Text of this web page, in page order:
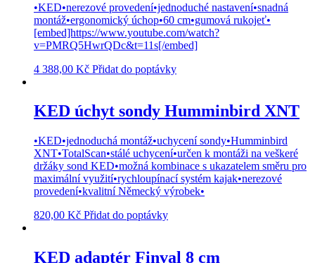
•KED•nerezové provedení•jednoduché nastavení•snadná
montáž•ergonomický úchop•60 cm•gumová rukojeť•
[embed]https://www.youtube.com/watch?
v=PMRQ5HwrQDc&t=11s[/embed]
4 388,00 Kč Přidat do poptávky
KED úchyt sondy Humminbird XNT
•KED•jednoduchá montáž•uchycení sondy•Humminbird
XNT•TotalScan•stálé uchycení•určen k montáži na veškeré
držáky sond KED•možná kombinace s ukazatelem směru pro
maximální využití•rychloupínací systém kajak•nerezové
provedení•kvalitní Německý výrobek•
820,00 Kč Přidat do poptávky
KED adaptér Finval 8 cm